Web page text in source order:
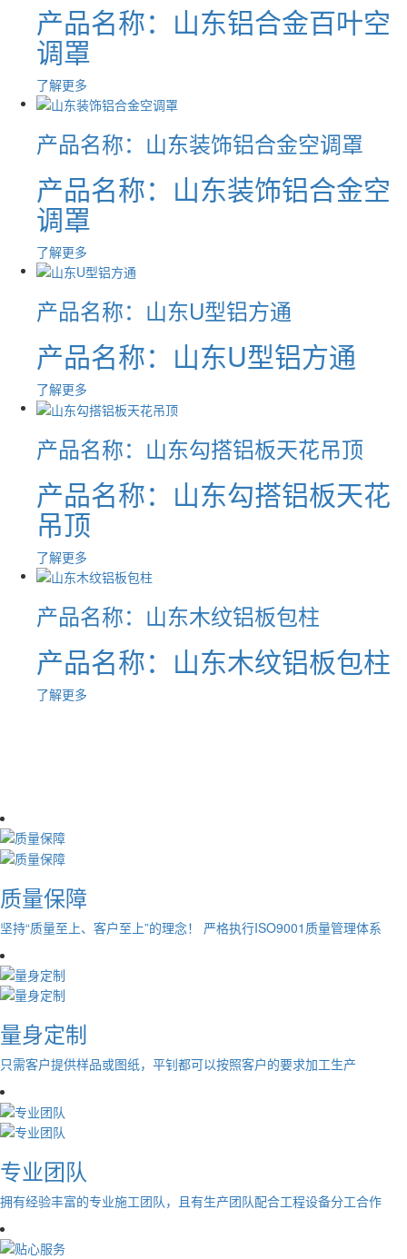
产品名称：山东铝合金百叶空
调罩
了解更多
产品名称：山东装饰铝合金空调罩
产品名称：山东装饰铝合金空
调罩
了解更多
产品名称：山东U型铝方通
产品名称：山东U型铝方通
了解更多
产品名称：山东勾搭铝板天花吊顶
产品名称：山东勾搭铝板天花
吊顶
了解更多
产品名称：山东木纹铝板包柱
产品名称：山东木纹铝板包柱
了解更多
质量保障
坚持“质量至上、客户至上”的理念！ 严格执行ISO9001质量管理体系
量身定制
只需客户提供样品或图纸，平钊都可以按照客户的要求加工生产
专业团队
拥有经验丰富的专业施工团队，且有生产团队配合工程设备分工合作